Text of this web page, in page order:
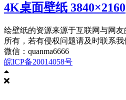
4K桌面壁纸 3840×2160
绘壁纸的资源来源于互联网与网
所有，若有侵权问题请及时联系
微信：quanma6666
皖ICP备20014058号